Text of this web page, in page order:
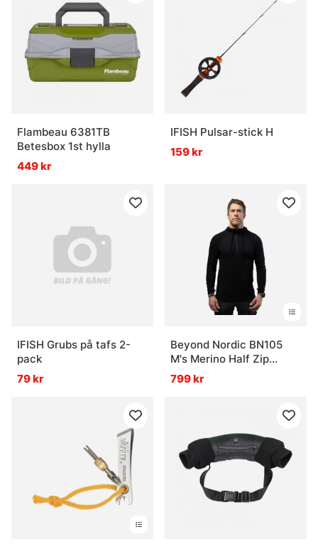
Flambeau 6381TB
Betesbox 1st hylla
449 kr
IFISH Pulsar-stick H
159 kr
IFISH Grubs på tafs 2-
pack
79 kr
Beyond Nordic BN105
M's Merino Half Zip
Hoodie Onyx Black
799 kr